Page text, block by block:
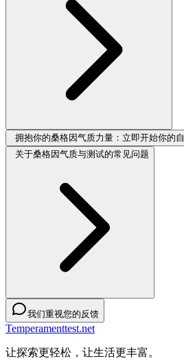
拥抱你的桑格因气质力量：立即开始你的
关于桑格因气质与测试的常见问题
我们重视您的反馈
Temperamenttest.net
让探索更轻松，让生活更丰富。